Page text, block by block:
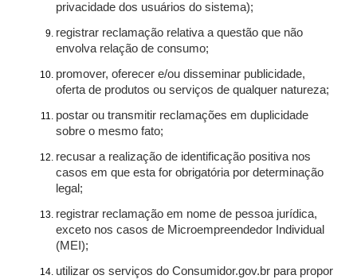
privacidade dos usuários do sistema);
registrar reclamação relativa a questão que não
envolva relação de consumo;
promover, oferecer e/ou disseminar publicidade,
oferta de produtos ou serviços de qualquer natureza;
postar ou transmitir reclamações em duplicidade
sobre o mesmo fato;
recusar a realização de identificação positiva nos
casos em que esta for obrigatória por determinação
legal;
registrar reclamação em nome de pessoa jurídica,
exceto nos casos de Microempreendedor Individual
(MEI);
utilizar os serviços do Consumidor.gov.br para propor